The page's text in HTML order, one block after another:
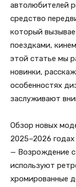
автолюбителей
средство
который
поездками,
этой статье мы
новинки,
особенностях
заслуживают
Обзор новых
2025–2026 годах
— Возрождение
используют
хромированные